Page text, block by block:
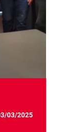
03/2025